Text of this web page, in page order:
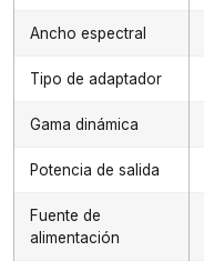
Ancho espectral
Tipo de adaptador
Gama dinámica
Potencia de salida
Fuente de
alimentación